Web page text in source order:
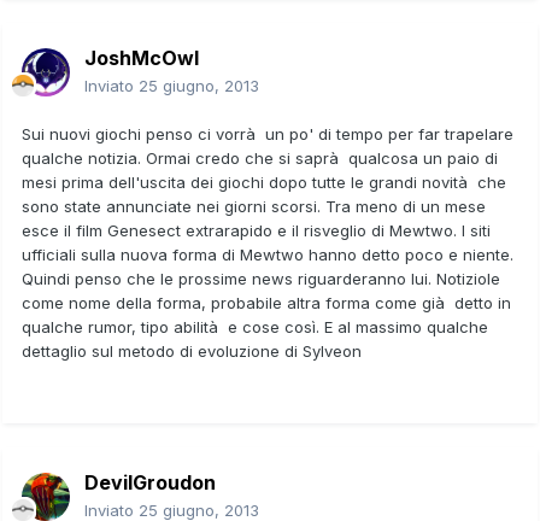
JoshMcOwl
Inviato 25 giugno, 2013
Sui nuovi giochi penso ci vorrà un po' di tempo per far trapelare
qualche notizia. Ormai credo che si saprà qualcosa un paio di
mesi prima dell'uscita dei giochi dopo tutte le grandi novità che
sono state annunciate nei giorni scorsi. Tra meno di un mese
esce il film Genesect extrarapido e il risveglio di Mewtwo. I siti
ufficiali sulla nuova forma di Mewtwo hanno detto poco e niente.
Quindi penso che le prossime news riguarderanno lui. Notiziole
come nome della forma, probabile altra forma come già detto in
qualche rumor, tipo abilità e cose così. E al massimo qualche
dettaglio sul metodo di evoluzione di Sylveon
DevilGroudon
Inviato 25 giugno, 2013